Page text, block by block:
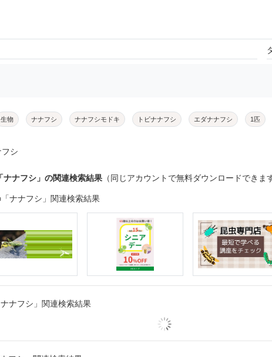
生物 ナナフシ ナナフシモドキ トビナナフシ エダナナフシ 1匹
シ
ナフシ」の関連検索結果 （同じアカウントで無料ダウンロードできま
ナナフシ」関連検索結果
ナフシ」関連検索結果